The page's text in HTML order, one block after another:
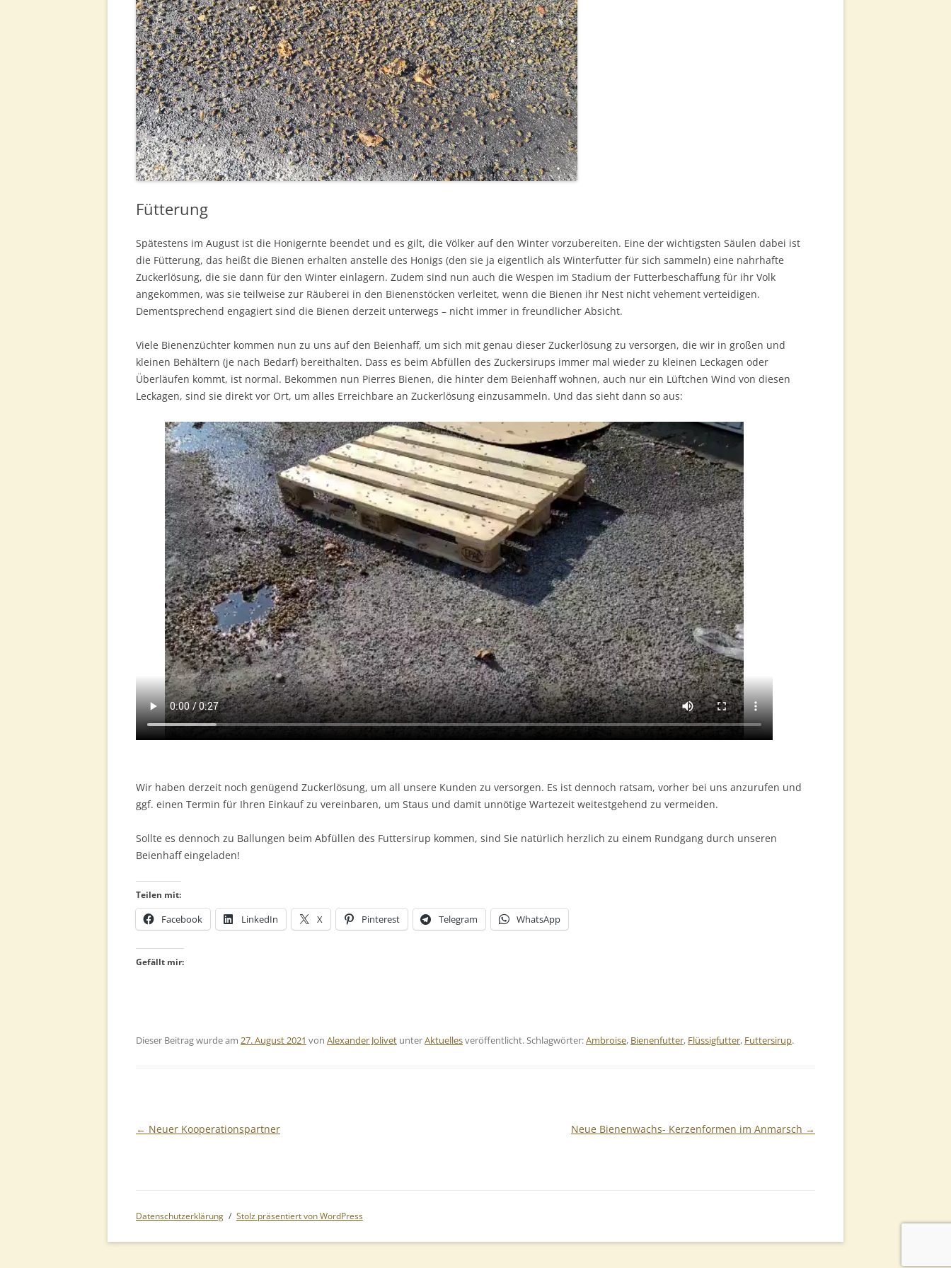
IMKERWERKZEUG
KERZENHERSTELLUNG &
BIENENWACHSVERARBEITUNG
KÖNIGINNENZUCHT
RÄHMCHEN & MITTELWÄNDE
SCHUTZKLEIDUNG
WERKZEUGE
Fütterung
Spätestens im August ist die Honigernte beendet und es gilt, die Völker auf den Winter vorzubereiten. Eine der wichtigsten Säulen dabei ist
die Fütterung, das heißt die Bienen erhalten anstelle des Honigs (den sie ja eigentlich als Winterfutter für sich sammeln) eine nahrhafte
Zuckerlösung, die sie dann für den Winter einlagern. Zudem sind nun auch die Wespen im Stadium der Futterbeschaffung für ihr Volk
angekommen, was sie teilweise zur Räuberei in den Bienenstöcken verleitet, wenn die Bienen ihr Nest nicht vehement verteidigen.
Dementsprechend engagiert sind die Bienen derzeit unterwegs – nicht immer in freundlicher Absicht.
Viele Bienenzüchter kommen nun zu uns auf den Beienhaff, um sich mit genau dieser Zuckerlösung zu versorgen, die wir in großen und
kleinen Behältern (je nach Bedarf) bereithalten. Dass es beim Abfüllen des Zuckersirups immer mal wieder zu kleinen Leckagen oder
Überläufen kommt, ist normal. Bekommen nun Pierres Bienen, die hinter dem Beienhaff wohnen, auch nur ein Lüftchen Wind von diesen
Leckagen, sind sie direkt vor Ort, um alles Erreichbare an Zuckerlösung einzusammeln. Und das sieht dann so aus:
Wir haben derzeit noch genügend Zuckerlösung, um all unsere Kunden zu versorgen. Es ist dennoch ratsam, vorher bei uns anzurufen und
ggf. einen Termin für Ihren Einkauf zu vereinbaren, um Staus und damit unnötige Wartezeit weitestgehend zu vermeiden.
Sollte es dennoch zu Ballungen beim Abfüllen des Futtersirup kommen, sind Sie natürlich herzlich zu einem Rundgang durch unseren
Beienhaff eingeladen!
Teilen mit:
Facebook LinkedIn X Pinterest Telegram WhatsApp
Gefällt mir:
Dieser Beitrag wurde am 27. August 2021 von Alexander Jolivet unterAktuellesveröffentlicht. Schlagwörter:Ambroise, Bienenfutter, Flüssigfutter, Futtersirup.
Beitragsnavigation
← Neuer Kooperationspartner Neue Bienenwachs- Kerzenformen im Anmarsch →
Datenschutzerklärung Stolz präsentiert von WordPress